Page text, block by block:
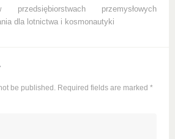
przedsiębiorstwach przemysłowych
dla lotnictwa i kosmonautyki
be published. Required fields are marked *